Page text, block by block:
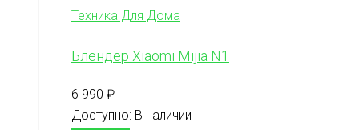
Техника Для Дома
Блендер Xiaomi Mijia N1
6 990 ₽
Доступно: В наличии